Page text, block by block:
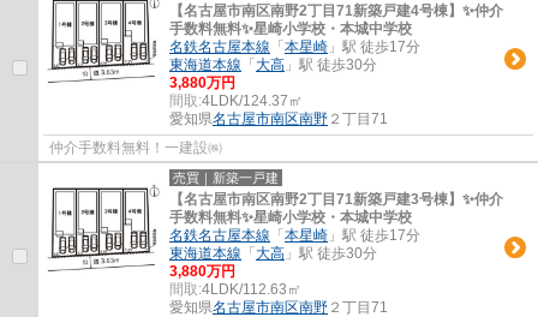
【名古屋市南区南野2丁目71新築戸建4号棟】✨️仲介
手数料無料✨️星崎小学校・本城中学校
名鉄名古屋本線 「 本星崎 」駅 徒歩17分
東海道本線 「 大高 」駅 徒歩30分
3,880万円
間取:4LDK/124.37㎡
愛知県名古屋市南区南野 ２丁目71
仲介手数料無料！一建設㈱
売買｜新築一戸建
【名古屋市南区南野2丁目71新築戸建3号棟】✨️仲介
手数料無料✨️星崎小学校・本城中学校
名鉄名古屋本線 「 本星崎 」駅 徒歩17分
東海道本線 「 大高 」駅 徒歩30分
3,880万円
間取:4LDK/112.63㎡
愛知県名古屋市南区南野 ２丁目71